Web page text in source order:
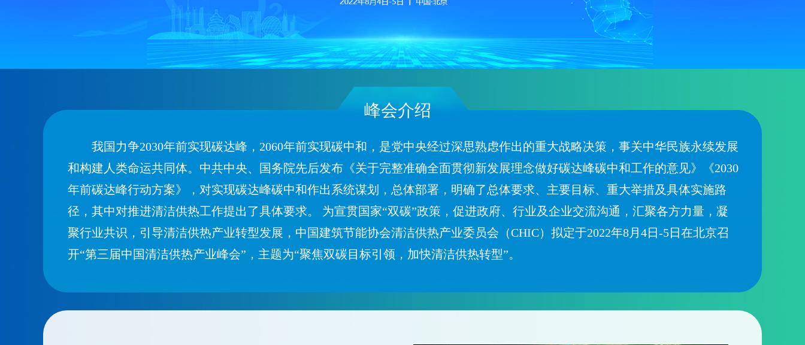
峰会介绍
我国力争2030年前实现碳达峰，2060年前实现碳中和，是党中央经过深思熟虑作出的重大战略决策，事关中华民族永续发展
和构建人类命运共同体。中共中央、国务院先后发布《关于完整准确全面贯彻新发展理念做好碳达峰碳中和工作的意见》《2030
年前碳达峰行动方案》，对实现碳达峰碳中和作出系统谋划，总体部署，明确了总体要求、主要目标、重大举措及具体实施路
径，其中对推进清洁供热工作提出了具体要求。 为宣贯国家“双碳”政策，促进政府、行业及企业交流沟通，汇聚各方力量，凝
聚行业共识，引导清洁供热产业转型发展，中国建筑节能协会清洁供热产业委员会（CHIC）拟定于2022年8月4日-5日在北京召
开“第三届中国清洁供热产业峰会”，主题为“聚焦双碳目标引领，加快清洁供热转型”。